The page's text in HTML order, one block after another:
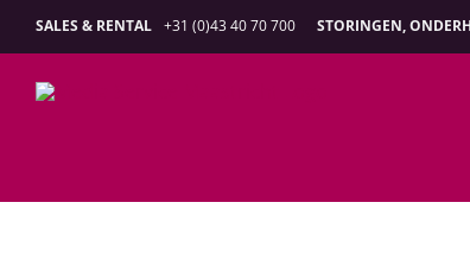
SALES & RENTAL +31 (0)43 40 70 700 STORINGEN,